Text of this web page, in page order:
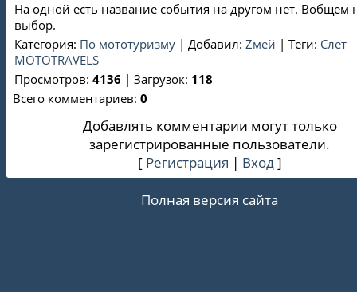
На одной есть название события на другом нет. Вобщем
выбор.
Категория: По мототуризму | Добавил: Zмей | Теги: Слет
MOTOTRAVELS
Просмотров: 4136 | Загрузок: 118
Всего комментариев: 0
Добавлять комментарии могут только
зарегистрированные пользователи.
[ Регистрация | Вход]
Полная версия сайта